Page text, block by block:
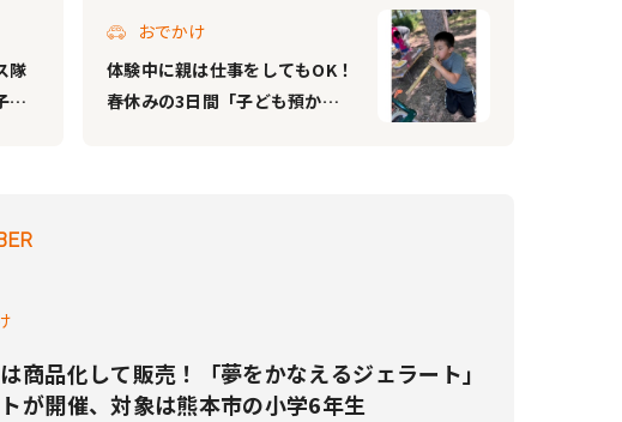
隊
で
おでかけ
体験中に親は仕事をしてもOK！
春休みの3日間「子ども預かり
商品化して販売！「夢をかなえるジェラート」
が開催、対象は熊本市の小学6年生